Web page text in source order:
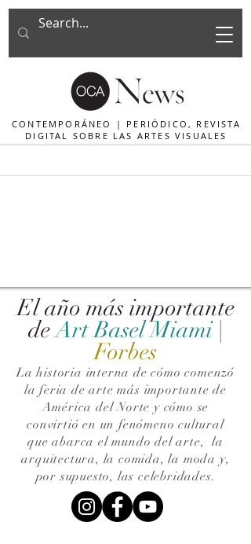
CONTEMPORÁNEO | PERIÓDICO, REVISTA
DIGITAL SOBRE LAS ARTES VISUALES
El año más importante
de Art Basel Miami |
Forbes
La historia interna de cómo comenzó
la feria de arte más importante de
América del Norte y cómo se
convirtió en un fenómeno cultural
que abarca el mundo del arte,la
arquitectura, la comida, la moda y,
por supuesto, las celebridades.